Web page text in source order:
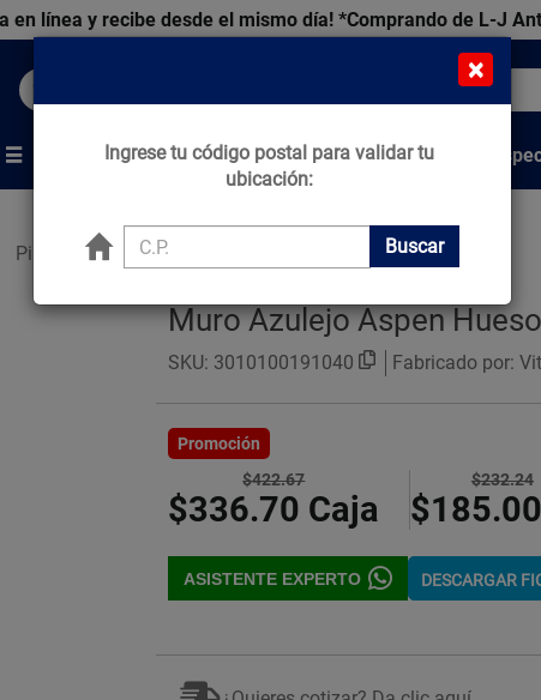
en línea y recibe desde el mismo día! *Comprando de L-J
Marcas Tips que Construyen Venta
Pisos Estilo Mármol
Muro Azulejo Aspen
SKU: 3010100191040 Fabricado por:
Promoción
$422.67
$336.70 Caja
$232.24
$185.00
ASISTENTE EXPERTO DESCARGAR
×
Ingrese tu código postal para validar tu
ubicación:
Buscar